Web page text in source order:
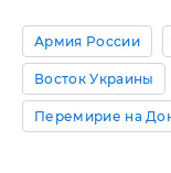
Армия России
Восток Украины
Перемирие на